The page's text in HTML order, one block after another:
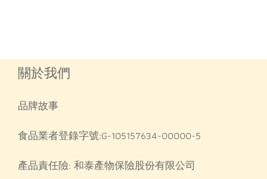
關於我們
品牌故事
食品業者登錄字號:G-105157634-00000-5
產品責任險: 和泰產物保險股份有限公司